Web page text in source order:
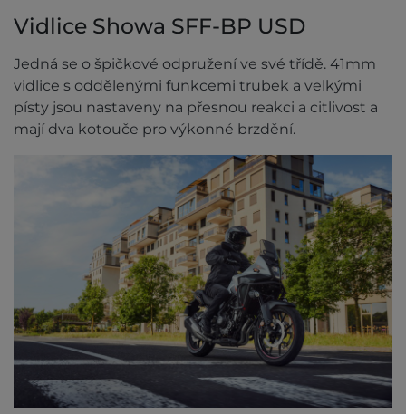
Vidlice Showa SFF-BP USD
Jedná se o špičkové odpružení ve své třídě. 41mm
vidlice s oddělenými funkcemi trubek a velkými
písty jsou nastaveny na přesnou reakci a citlivost a
mají dva kotouče pro výkonné brzdění.